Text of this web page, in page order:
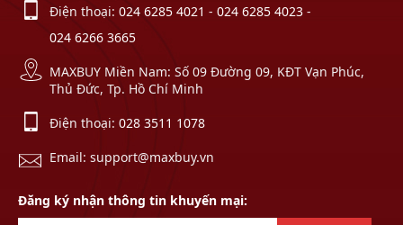
Điện thoại: 024 6285 4021 - 024 6285 4023 -
024 6266 3665
MAXBUY Miền Nam: Số 09 Đường 09, KĐT Vạn Phúc,
Thủ Đức, Tp. Hồ Chí Minh
Điện thoại: 028 3511 1078
Email: support@maxbuy.vn
Đăng ký nhận thông tin khuyến mại: